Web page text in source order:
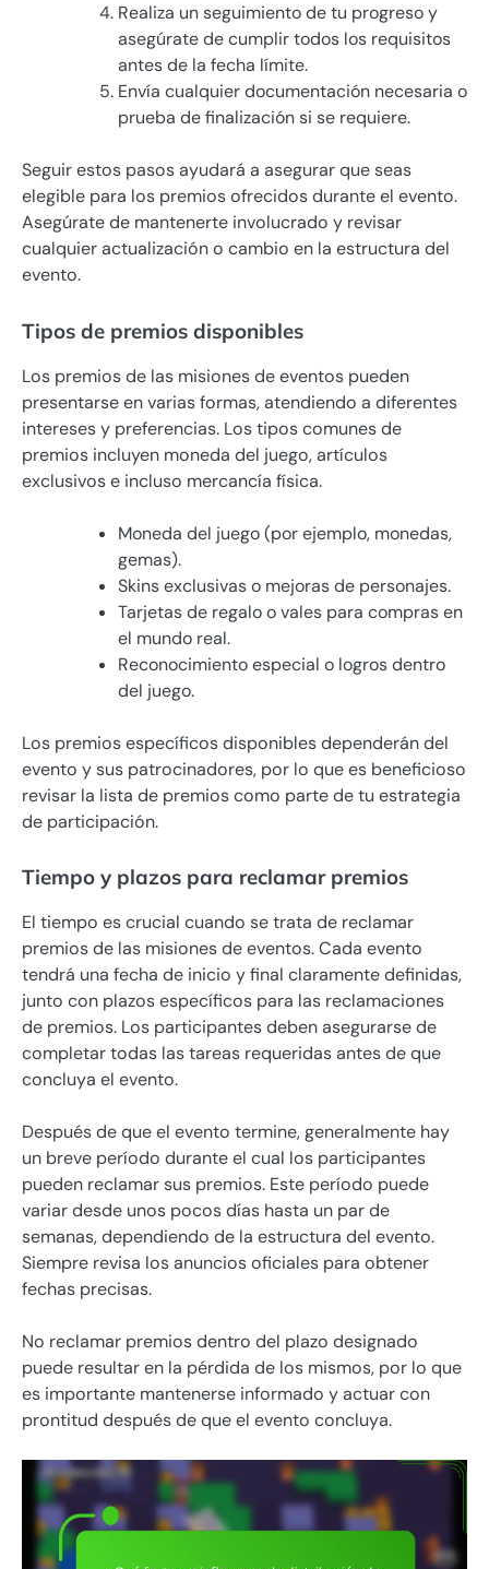
Realiza un seguimiento de tu progreso y
asegúrate de cumplir todos los requisitos
antes de la fecha límite.
Envía cualquier documentación necesaria o
prueba de finalización si se requiere.
Seguir estos pasos ayudará a asegurar que seas
elegible para los premios ofrecidos durante el evento.
Asegúrate de mantenerte involucrado y revisar
cualquier actualización o cambio en la estructura del
evento.
Tipos de premios disponibles
Los premios de las misiones de eventos pueden
presentarse en varias formas, atendiendo a diferentes
intereses y preferencias. Los tipos comunes de
premios incluyen moneda del juego, artículos
exclusivos e incluso mercancía física.
Moneda del juego (por ejemplo, monedas,
gemas).
Skins exclusivas o mejoras de personajes.
Tarjetas de regalo o vales para compras en
el mundo real.
Reconocimiento especial o logros dentro
del juego.
Los premios específicos disponibles dependerán del
evento y sus patrocinadores, por lo que es beneficioso
revisar la lista de premios como parte de tu estrategia
de participación.
Tiempo y plazos para reclamar premios
El tiempo es crucial cuando se trata de reclamar
premios de las misiones de eventos. Cada evento
tendrá una fecha de inicio y final claramente definidas,
junto con plazos específicos para las reclamaciones
de premios. Los participantes deben asegurarse de
completar todas las tareas requeridas antes de que
concluya el evento.
Después de que el evento termine, generalmente hay
un breve período durante el cual los participantes
pueden reclamar sus premios. Este período puede
variar desde unos pocos días hasta un par de
semanas, dependiendo de la estructura del evento.
Siempre revisa los anuncios oficiales para obtener
fechas precisas.
No reclamar premios dentro del plazo designado
puede resultar en la pérdida de los mismos, por lo que
es importante mantenerse informado y actuar con
prontitud después de que el evento concluya.